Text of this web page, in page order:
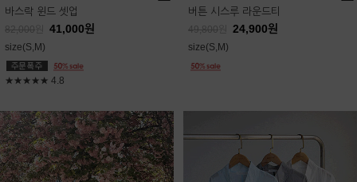
바스락 윈드 셋업
82,000 41,000원
size(S,M)
★★★★★ 4.8
버튼 시스루 라운드티
49,800 24,900원
size(S,M)